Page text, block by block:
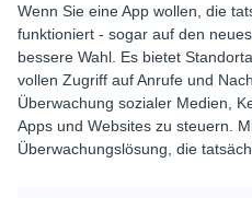
Wenn Sie eine App wollen, die
funktioniert - sogar auf den
bessere Wahl. Es bietet
vollen Zugriff auf Anrufe und
Überwachung sozialer Medien,
Apps und Websites zu steuern.
Überwachungslösung, die